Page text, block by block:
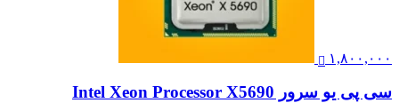
۱,۸۰۰,۰۰۰
سی پی یو سرور Intel Xeon Processor X5690